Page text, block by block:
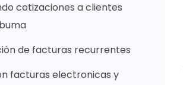
cotizaciones a clientes
de facturas recurrentes
facturas electronicas y